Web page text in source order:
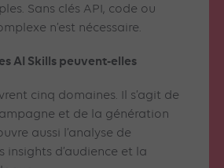
Sans clés API, code ou
n’est nécessaire.
AI Skills peuvent-elles
cinq domaines. Il s’agit de
et de la génération
aussi l’analyse de
insights d’audience et la